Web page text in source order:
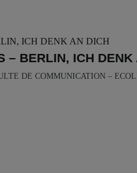
– BERLIN, ICH DENK
DE COMMUNICATION –